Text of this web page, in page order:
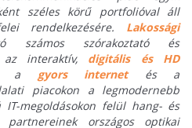
széles körű portfolióval áll
rendelkezésére. Lakossági
számos szórakoztató és
az interaktív, digitális és HD
a gyors internetés a
piacokon a legmodernebb
megoldásokon felül hang- és
partnereinek országos optikai